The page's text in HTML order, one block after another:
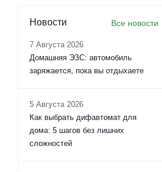
Новости Все новости
7 Августа 2026
Домашняя ЭЗС: автомобиль
заряжается, пока вы отдыхаете
5 Августа 2026
Как выбрать дифавтомат для
дома: 5 шагов без лишних
сложностей